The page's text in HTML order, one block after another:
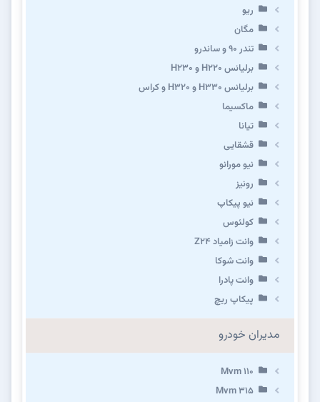
ریو
مگان
تندر ۹۰ و ساندرو
برلیانس H220 و H230
برلیانس H330 و H320 و کراس
ماکسیما
تیانا
قشقایی
نیو مورانو
رونیز
نیو پیکاپ
كولئوس
وانت زامیاد Z24
وانت شوکا
وانت پادرا
پیکاپ ریچ
مدیران خودرو
Mvm 110
Mvm 315